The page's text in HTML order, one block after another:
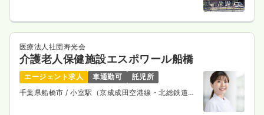
医療法人社団寿光会
介護老人保健施設エスポワール船橋
エージェント求人 車通勤可
託児所
千葉県船橋市 / 小室駅（京成成田空港線・北総鉄道